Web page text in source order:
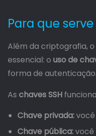
Para que
Além da criptografia, o
essencial: o uso de
forma de autenticação.
As chaves SSH
Chave privada:
Chave pública:você